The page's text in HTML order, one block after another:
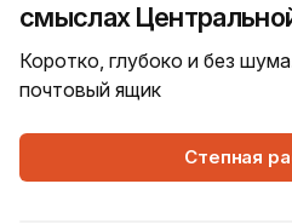
смыслах
Коротко, глубоко и без
почтовый ящик
Степная